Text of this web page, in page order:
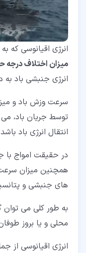
انرژی اقیانوسی که
میزان اختلاف درجه
انرژی جنبشی باد به
سرعت وزش باد و
توسط جریان باد، می
انتقال انرژی باد
در حقیقت امواج با
همچنین میزان
های جنبشی و
به طور کلی می توان
محلی و یا بروز
انرژی اقیانوسی از